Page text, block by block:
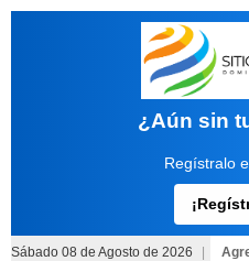
¿Aún sin
Regístralo
Sábado 08 de Agosto de 2026